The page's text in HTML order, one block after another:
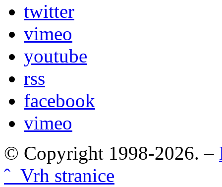
twitter
vimeo
youtube
rss
facebook
vimeo
© Copyright 1998-2026. –
ˆ Vrh stranice